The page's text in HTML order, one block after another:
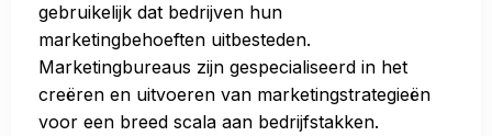
gebruikelijk dat bedrijven hun
marketingbehoeften uitbesteden.
Marketingbureaus zijn gespecialiseerd in het
creëren en uitvoeren van marketingstrategieën
voor een breed scala aan bedrijfstakken.